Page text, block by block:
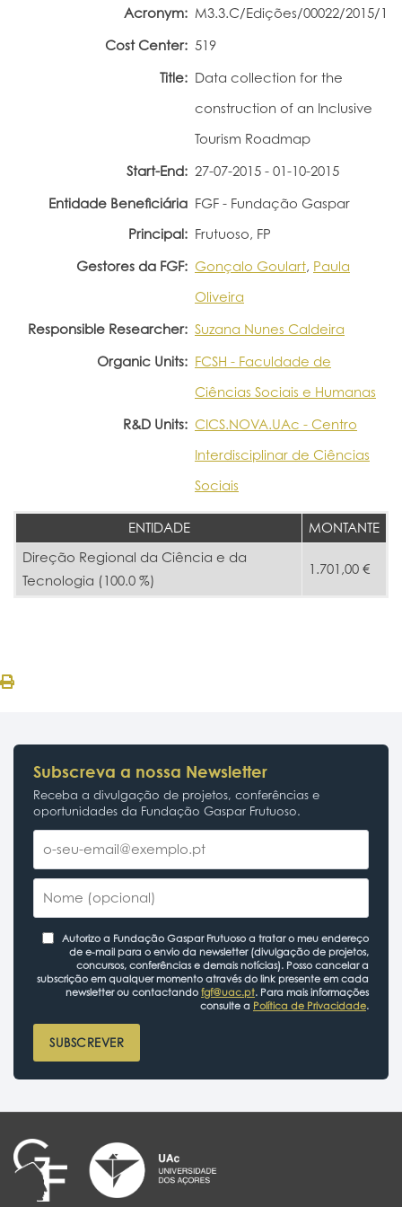
Acronym: M3.3.C/Edições/00022/2015/1
Cost Center: 519
Title: Data collection for the
construction of an Inclusive
Tourism Roadmap
Start-End: 27-07-2015 - 01-10-2015
Entidade Beneficiária
Principal:
FGF - Fundação Gaspar
Frutuoso, FP
Gestores da FGF: Gonçalo Goulart, Paula
Oliveira
Responsible Researcher: Suzana Nunes Caldeira
Organic Units: FCSH - Faculdade de
Ciências Sociais e Humanas
R&D Units: CICS.NOVA.UAc - Centro
Interdisciplinar de Ciências
Sociais
ENTIDADE
MONTANTE
Direção Regional da Ciência e da
Tecnologia (100.0 %)
1.701,00 €
Subscreva a nossa Newsletter
Receba a divulgação de projetos, conferências e
oportunidades da Fundação Gaspar Frutuoso.
Autorizo a Fundação Gaspar Frutuoso a tratar o meu endereço
de e-mail para o envio da newsletter (divulgação de projetos,
concursos, conferências e demais notícias). Posso cancelar a
subscrição em qualquer momento através do link presente em cada
newsletter ou contactando fgf@uac.pt. Para mais informações
consulte a Política de Privacidade.
SUBSCREVER